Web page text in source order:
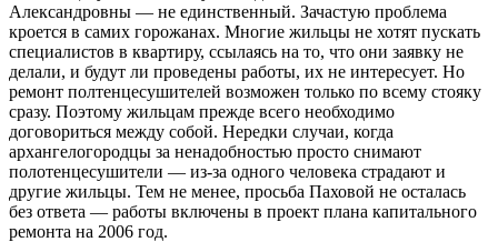
Александровны — не единственный. Зачастую проблема
кроется в самих горожанах. Многие жильцы не хотят пускать
специалистов в квартиру, ссылаясь на то, что они заявку не
делали, и будут ли проведены работы, их не интересует. Но
ремонт полтенцесушителей возможен только по всему стояку
сразу. Поэтому жильцам прежде всего необходимо
договориться между собой. Нередки случаи, когда
архангелогородцы за ненадобностью просто снимают
полотенцесушители — из-за одного человека страдают и
другие жильцы. Тем не менее, просьба Паховой не осталась
без ответа — работы включены в проект плана капитального
ремонта на 2006 год.